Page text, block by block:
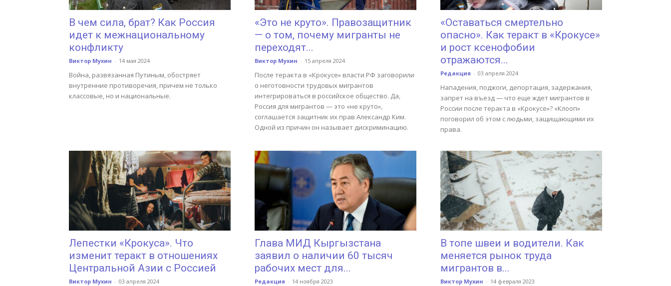
В чем сила, брат? Как Россия
идет к межнациональному
конфликту
Виктор Мухин - 14 мая 2024
Война, развязанная Путиным, обостряет
внутренние противоречия, причем не только
классовые, но и национальные.
«Это не круто». Правозащитник
— о том, почему мигранты не
переходят...
Виктор Мухин - 15 апреля 2024
После теракта в «Крокусе» власти РФ заговорили
о неготовности трудовых мигрантов
интегрироваться в российское общество. Да,
Россия для мигрантов — это «не круто»,
соглашается защитник их прав Александр Ким.
Одной из причин он называет дискриминацию.
«Оставаться смертельно
опасно». Как теракт в «Крокусе»
и рост ксенофобии
отражаются...
Редакция - 03 апреля 2024
Нападения, поджоги, депортация, задержания,
запрет на въезд — что еще ждет мигрантов в
России после теракта в «Крокусе»? «Клооп»
поговорил об этом с людьми, защищающими их
права.
Лепестки «Крокуса». Что
изменит теракт в отношениях
Центральной Азии с Россией
Виктор Мухин - 03 апреля 2024
Глава МИД Кыргызстана
заявил о наличии 60 тысяч
рабочих мест для...
Редакция - 14 ноября 2023
В топе швеи и водители. Как
меняется рынок труда
мигрантов в...
Виктор Мухин - 14 февраля 2023